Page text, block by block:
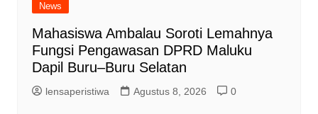
News
Mahasiswa Ambalau Soroti Lemahnya
Fungsi Pengawasan DPRD Maluku
Dapil Buru–Buru Selatan
lensaperistiwa Agustus 8, 2026 0